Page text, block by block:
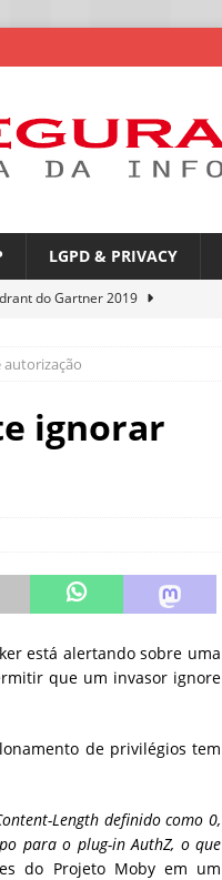
LGPD & PRIVACY
do Gartner 2019
exposta a ciberameaças
nas redes corporativas
torna um risco
NOTÍCIAS
autorização
ignorar
está alertando sobre uma
que um invasor ignore
de privilégios tem
Length definido como 0,
para o plug-in AuthZ, o que
do Projeto Moby em um